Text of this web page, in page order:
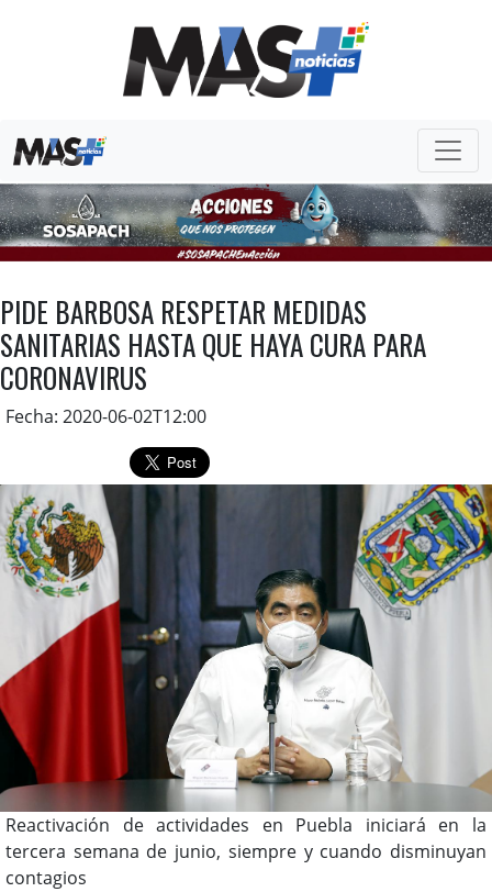
PIDE BARBOSA RESPETAR MEDIDAS
SANITARIAS HASTA QUE HAYA CURA PARA
CORONAVIRUS
Fecha: 2020-06-02T12:00
Reactivación de actividades en Puebla iniciará en la
tercera semana de junio, siempre y cuando disminuyan
contagios